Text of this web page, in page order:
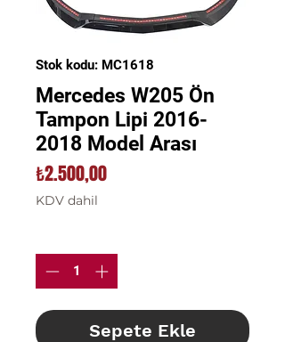
Stok kodu: MC1618
Mercedes W205 Ön
Tampon Lipi 2016-
2018 Model Arası
₺2.500,00Fiyat
KDV dahil
Sepete Ekle